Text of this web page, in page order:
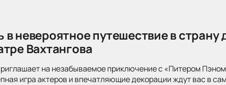
в невероятное путешествие в страну
Вахтангова
на незабываемое приключение с «Питером
игра актеров и впечатляющие декорации ждут вас в